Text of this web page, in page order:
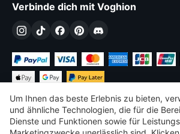
Verbinde dich mit Voghion
Um Ihnen das beste Erlebnis zu bieten,
und ähnliche Technologien, die für die
Dienste und Funktionen sowie für